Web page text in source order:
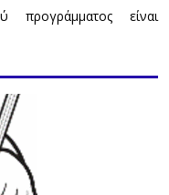
προγράμματος είναι